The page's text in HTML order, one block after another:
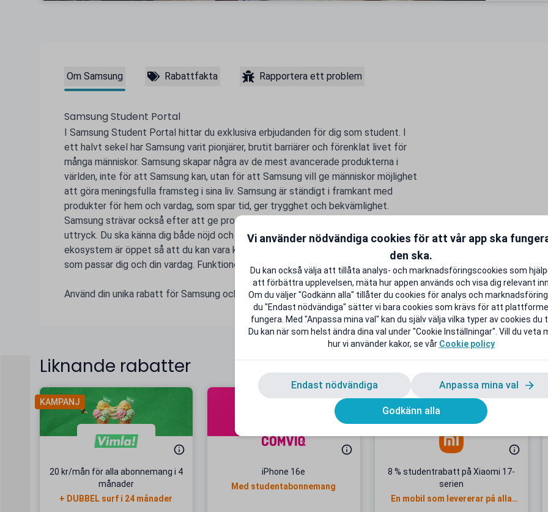
Om Samsung Rabattfakta Rapportera ett problem
Samsung Student Portal
I Samsung Student Portal hittar du exklusiva erbjudanden för dig som student. I
ett halvt sekel har Samsung varit pionjärer, brutit barriärer och förenklat livet för
många människor. Samsung skapar några av de mest avancerade produkterna i
världen, inte för att Samsung kan, utan för att Samsung vill ge människor möjlighet
att göra meningsfulla framsteg i sina liv. Samsung är ständigt i framkant med
produkter för hem och vardag, som spar tid, ger trygghet och bekvämlighet.
Samsung strävar också efter att ge produkter en stilsäker form och ett intressant
uttryck. Du ska känna dig både nöjd och stolt när du väljer Samsung! Samsungs
ekosystem är öppet så att du kan vara kreativ och enkelt skapa unika funktioner
som passar dig och din vardag. Funktioner som gör livet bättre helt enkelt.
Använd din unika rabatt för Samsung och gör studentlivet lite rikare.
Liknande rabatter
KAMPANJ
20 kr/mån för alla abonnemang i 4
månader
+ DUBBEL surf i 24 månader
iPhone 16e
Med studentabonnemang
8 % studentrabatt på Xiaomi 17-
serien
En mobil som levererar på alla
Vi använder nödvändiga cookies för att vår app ska
den ska.
Du kan också välja att tillåta analys- och marknadsföringscookies som
att förbättra upplevelsen, mäta hur appen används och visa dig relevant
Om du väljer "Godkänn alla" tillåter du cookies för analys och
du "Endast nödvändiga" sätter vi bara cookies som krävs för att
fungera. Med "Anpassa mina val" kan du själv välja vilka typer av cookies du
Du kan när som helst ändra dina val under "Cookie Inställningar". Vill du veta
hur vi använder kakor, se vår Cookie policy
Endast nödvändiga Anpassa mina val
Godkänn alla